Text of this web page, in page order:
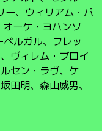
、ウィリアム・パ
ーケ・ヨハンソ
ルガル、フレッ
ヴィレム・ブロイ
セン・ラヴ、ケ
田明、森山威男、